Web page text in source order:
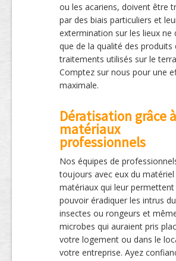
ou les acariens, doivent être
par des biais particuliers et
extermination sur les lieux ne
que de la qualité des produits
traitements utilisés sur le
Comptez sur nous pour une
maximale.
Dératisation grâce
matériaux
professionnels
Nos équipes de
toujours avec eux du matériel
matériaux qui leur permettent
pouvoir éradiquer les intrus
insectes ou rongeurs et
microbes qui auraient pris
votre logement ou dans le
votre entreprise. Ayez